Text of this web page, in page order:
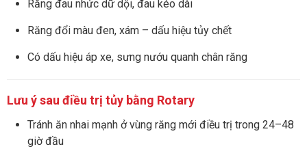
Răng đau nhức dữ dội, đau kéo dài
Răng đổi màu đen, xám – dấu hiệu tủy chết
Có dấu hiệu áp xe, sưng nướu quanh chân răng
Lưu ý sau điều trị tủy bằng Rotary
Tránh ăn nhai mạnh ở vùng răng mới điều trị trong 24–48
giờ đầu